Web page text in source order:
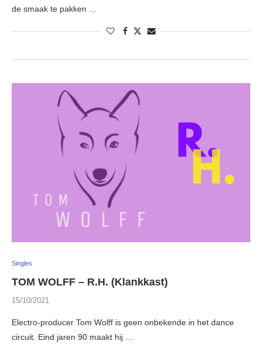
de smaak te pakken …
Singles
TOM WOLFF – R.H. (Klankkast)
15/10/2021
Electro-producer Tom Wolff is geen onbekende in het dance
circuit. Eind jaren 90 maakt hij …